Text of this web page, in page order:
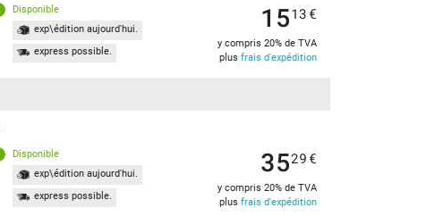
Disponible
exp\édition aujourd'hui.
express possible.
1513 €
y compris 20% de TVA
plus frais d'expédition
Disponible
exp\édition aujourd'hui.
express possible.
3529 €
y compris 20% de TVA
plus frais d'expédition